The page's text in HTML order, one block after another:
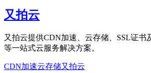
又拍云
又拍云提供CDN加速、云存储、SSL证书
等一站式云服务解决方案。
CDN加速云存储又拍云